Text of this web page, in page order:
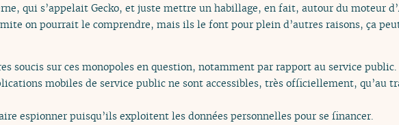
qui s’appelait Gecko, et juste mettre un habillage, en fait, autour du moteur
on pourrait le comprendre, mais ils le font pour plein d’autres raisons, ça
soucis sur ces monopoles en question, notamment par rapport au service public.
mobiles de service public ne sont accessibles, très officiellement, qu’au
espionner puisqu’ils exploitent les données personnelles pour se financer.